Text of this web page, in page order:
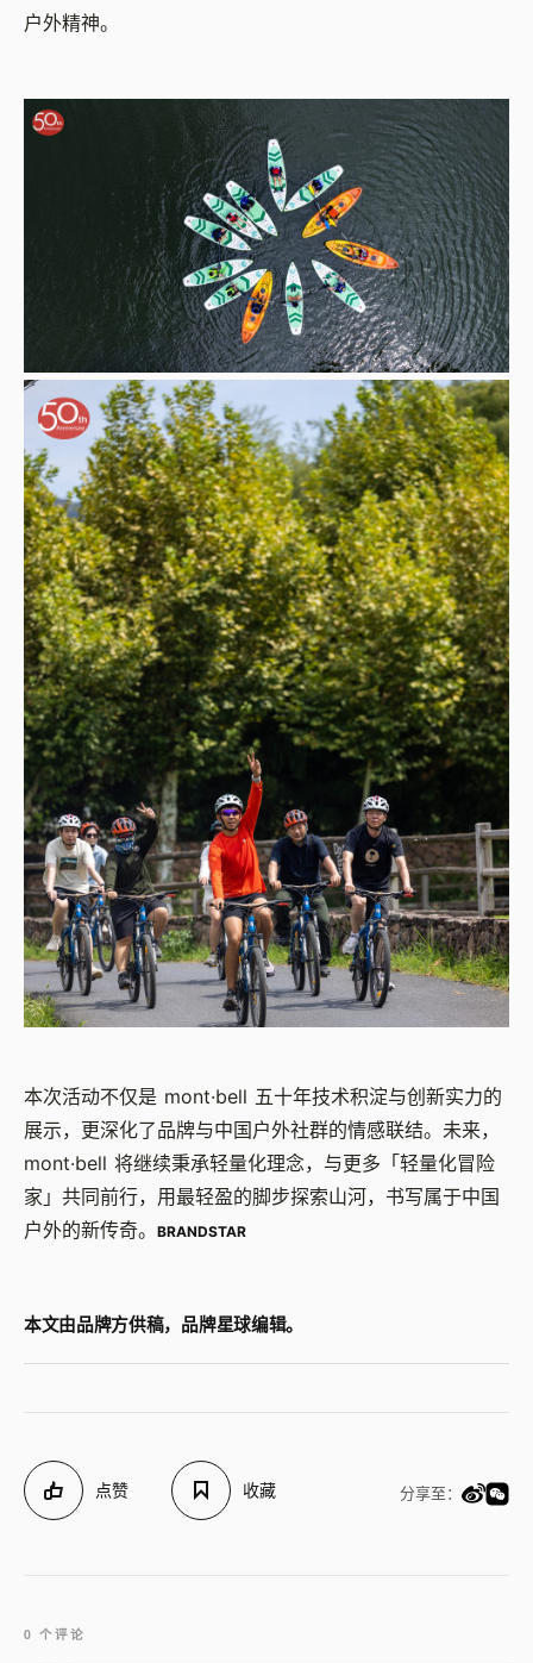
户外精神。
本次活动不仅是 mont·bell 五十年技术积淀与创新实力的
展示，更深化了品牌与中国户外社群的情感联结。未来，
mont·bell 将继续秉承轻量化理念，与更多「轻量化冒险
家」共同前行，用最轻盈的脚步探索山河，书写属于中国
户外的新传奇。
BRANDSTAR
本文由品牌方供稿，品牌星球编辑。
点赞 收藏 分享至：
0 个评论